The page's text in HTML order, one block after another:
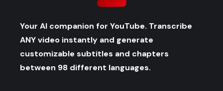
Your AI companion for YouTube. Transcribe
ANY video instantly and generate
customizable subtitles and chapters
between 98 different languages.